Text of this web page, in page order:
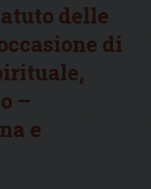
delle
di
–
e